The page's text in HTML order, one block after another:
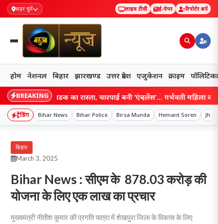
शहर चुनें लाइव टीवी ई-पेपर रिपोर्टर बनें
होम नेशनल बिहार झारखण्ड उत्तर प्रदेश एजुकेशन क्राइम
BREAKING
सड़क का रास्ता, चारपाई बनी ‘एंबुलेंस’… गर्भवती महिला को पानी के
ट्रेंडिंग Bihar News Bihar Police Birsa Munda Hemant Soren
बिहार
March 3, 2025
Bihar News : सीएम के 878.03 करोड़ की
योजना के लिए एक लाख का प्रचार
मुख्यमंत्री नीतीश कुमार की प्रगति यात्रा में शेखपुरा जिला के विकास के लिए